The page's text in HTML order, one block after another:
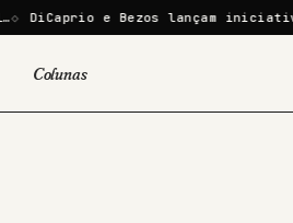
DiCaprio e Bezos lançam iniciativa
Colunas